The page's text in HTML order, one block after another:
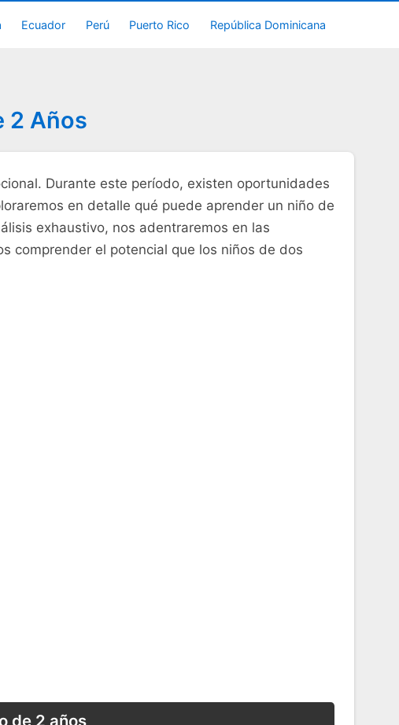
Ecuador Perú Puerto Rico República Dominicana
2 Años
Durante este período, existen oportunidades
en detalle qué puede aprender un niño de
exhaustivo, nos adentraremos en las
comprender el potencial que los niños de dos
de 2 años